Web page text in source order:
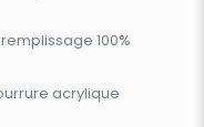
100%
acrylique